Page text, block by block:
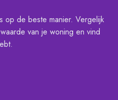
op de beste manier. Vergelijk
van je woning en vind